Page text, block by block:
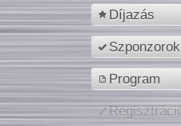
Díjazás
Szponzorok
Program